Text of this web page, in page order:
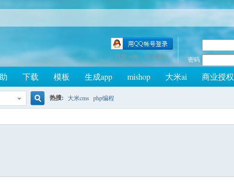
密码
只需一步，快速开始
下载 模板 生成app mishop 大米ai 商业授权
热搜: 大米cms php编程